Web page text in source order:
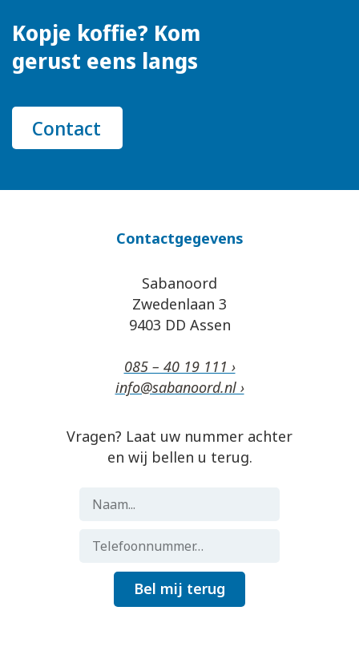
Kopje koffie? Kom
gerust eens langs
Contact
Contactgegevens
Sabanoord
Zwedenlaan 3
9403 DD Assen
085 – 40 19 111 ›
info@sabanoord.nl ›
Vragen? Laat uw nummer achter
en wij bellen u terug.
Bel mij terug